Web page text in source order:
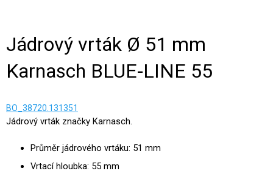
Jádrový vrták Ø 51 mm
Karnasch BLUE-LINE 55
BO_38720.131351
Jádrový vrták značky Karnasch.
Průměr jádrového vrtáku: 51 mm
Vrtací hloubka: 55 mm